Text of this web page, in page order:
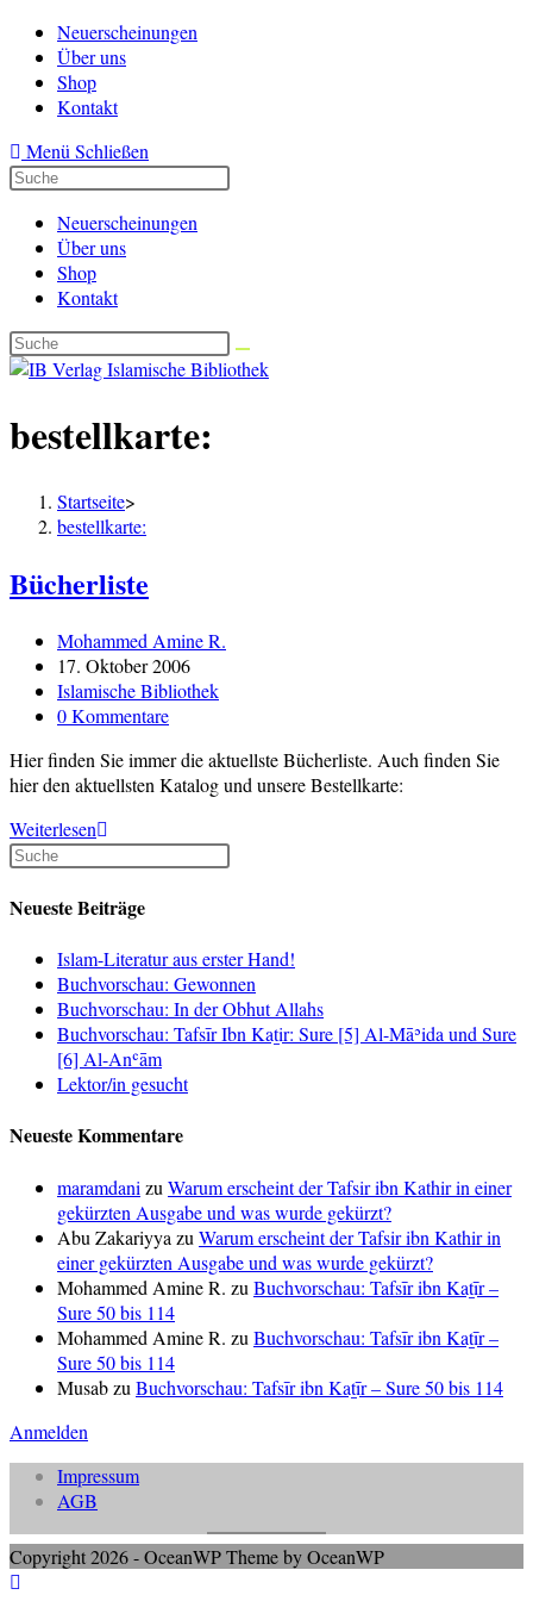
Zum
Inhalt
springen
Neuerscheinungen
Über uns
Shop
Kontakt
Menü Schließen
Neuerscheinungen
Über uns
Shop
Kontakt
bestellkarte:
Startseite>
bestellkarte:
Bücherliste
Beitrags-
Autor:
Mohammed Amine R.
Beitrag
veröffentlicht:
17. Oktober 2006
Beitrags-
Kategorie:
Islamische Bibliothek
Beitrags-
0 Kommentare
Hier finden Sie immer die aktuellste Bücherliste. Auch finden Sie
hier den aktuellsten Katalog und unsere Bestellkarte:
WeiterlesenBücherliste
Neueste Beiträge
Islam-Literatur aus erster Hand!
Buchvorschau: Gewonnen
Buchvorschau: In der Obhut Allahs
Buchvorschau: Tafsīr Ibn Kaṯir: Sure [5] Al-Māʾida und Sure
[6] Al-Anʿām
Lektor/in gesucht
Neueste Kommentare
maramdani zu Warum erscheint der Tafsir ibn Kathir in einer
gekürzten Ausgabe und was wurde gekürzt?
Abu Zakariyya zu Warum erscheint der Tafsir ibn Kathir in
einer gekürzten Ausgabe und was wurde gekürzt?
Mohammed Amine R. zu Buchvorschau: Tafsīr ibn Kaṯīr –
Sure 50 bis 114
Mohammed Amine R. zu Buchvorschau: Tafsīr ibn Kaṯīr –
Sure 50 bis 114
Musabzu Buchvorschau: Tafsīr ibn Kaṯīr – Sure 50 bis 114
Anmelden
Impressum
AGB
Copyright 2026 - OceanWP Theme by OceanWP